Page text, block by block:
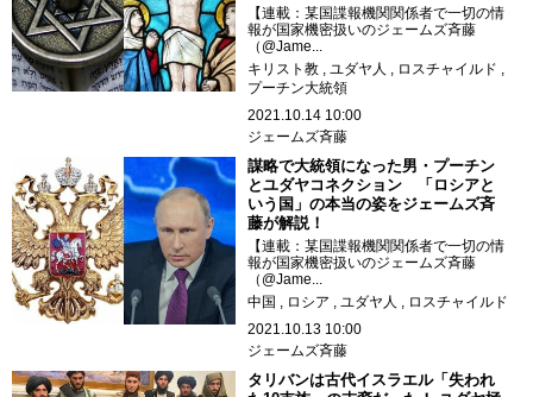
【連載：某国諜報機関関係者で一切の情
報が国家機密扱いのジェームズ斉藤
（@Jame...
キリスト教
ユダヤ人
ロスチャイルド
プーチン大統領
2021.10.14 10:00
ジェームズ斉藤
謀略で大統領になった男・プーチン
とユダヤコネクション 「ロシアと
いう国」の本当の姿をジェームズ斉
藤が解説！
【連載：某国諜報機関関係者で一切の情
報が国家機密扱いのジェームズ斉藤
（@Jame...
中国
ロシア ユダヤ人
ロスチャイルド
2021.10.13 10:00
ジェームズ斉藤
タリバンは古代イスラエル「失われ